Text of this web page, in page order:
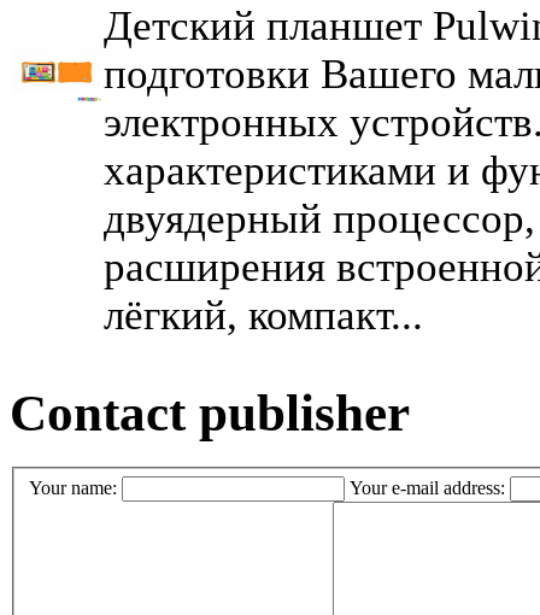
Детский планшет
подготовки Вашего
электронных
характеристиками и
двуядерный
расширения
лёгкий, компакт...
Contact publisher
Your name: Your e-mail address: